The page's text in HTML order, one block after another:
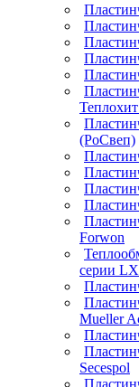
(РоСвеп)
Forwon
серии
Mueller
Secespol